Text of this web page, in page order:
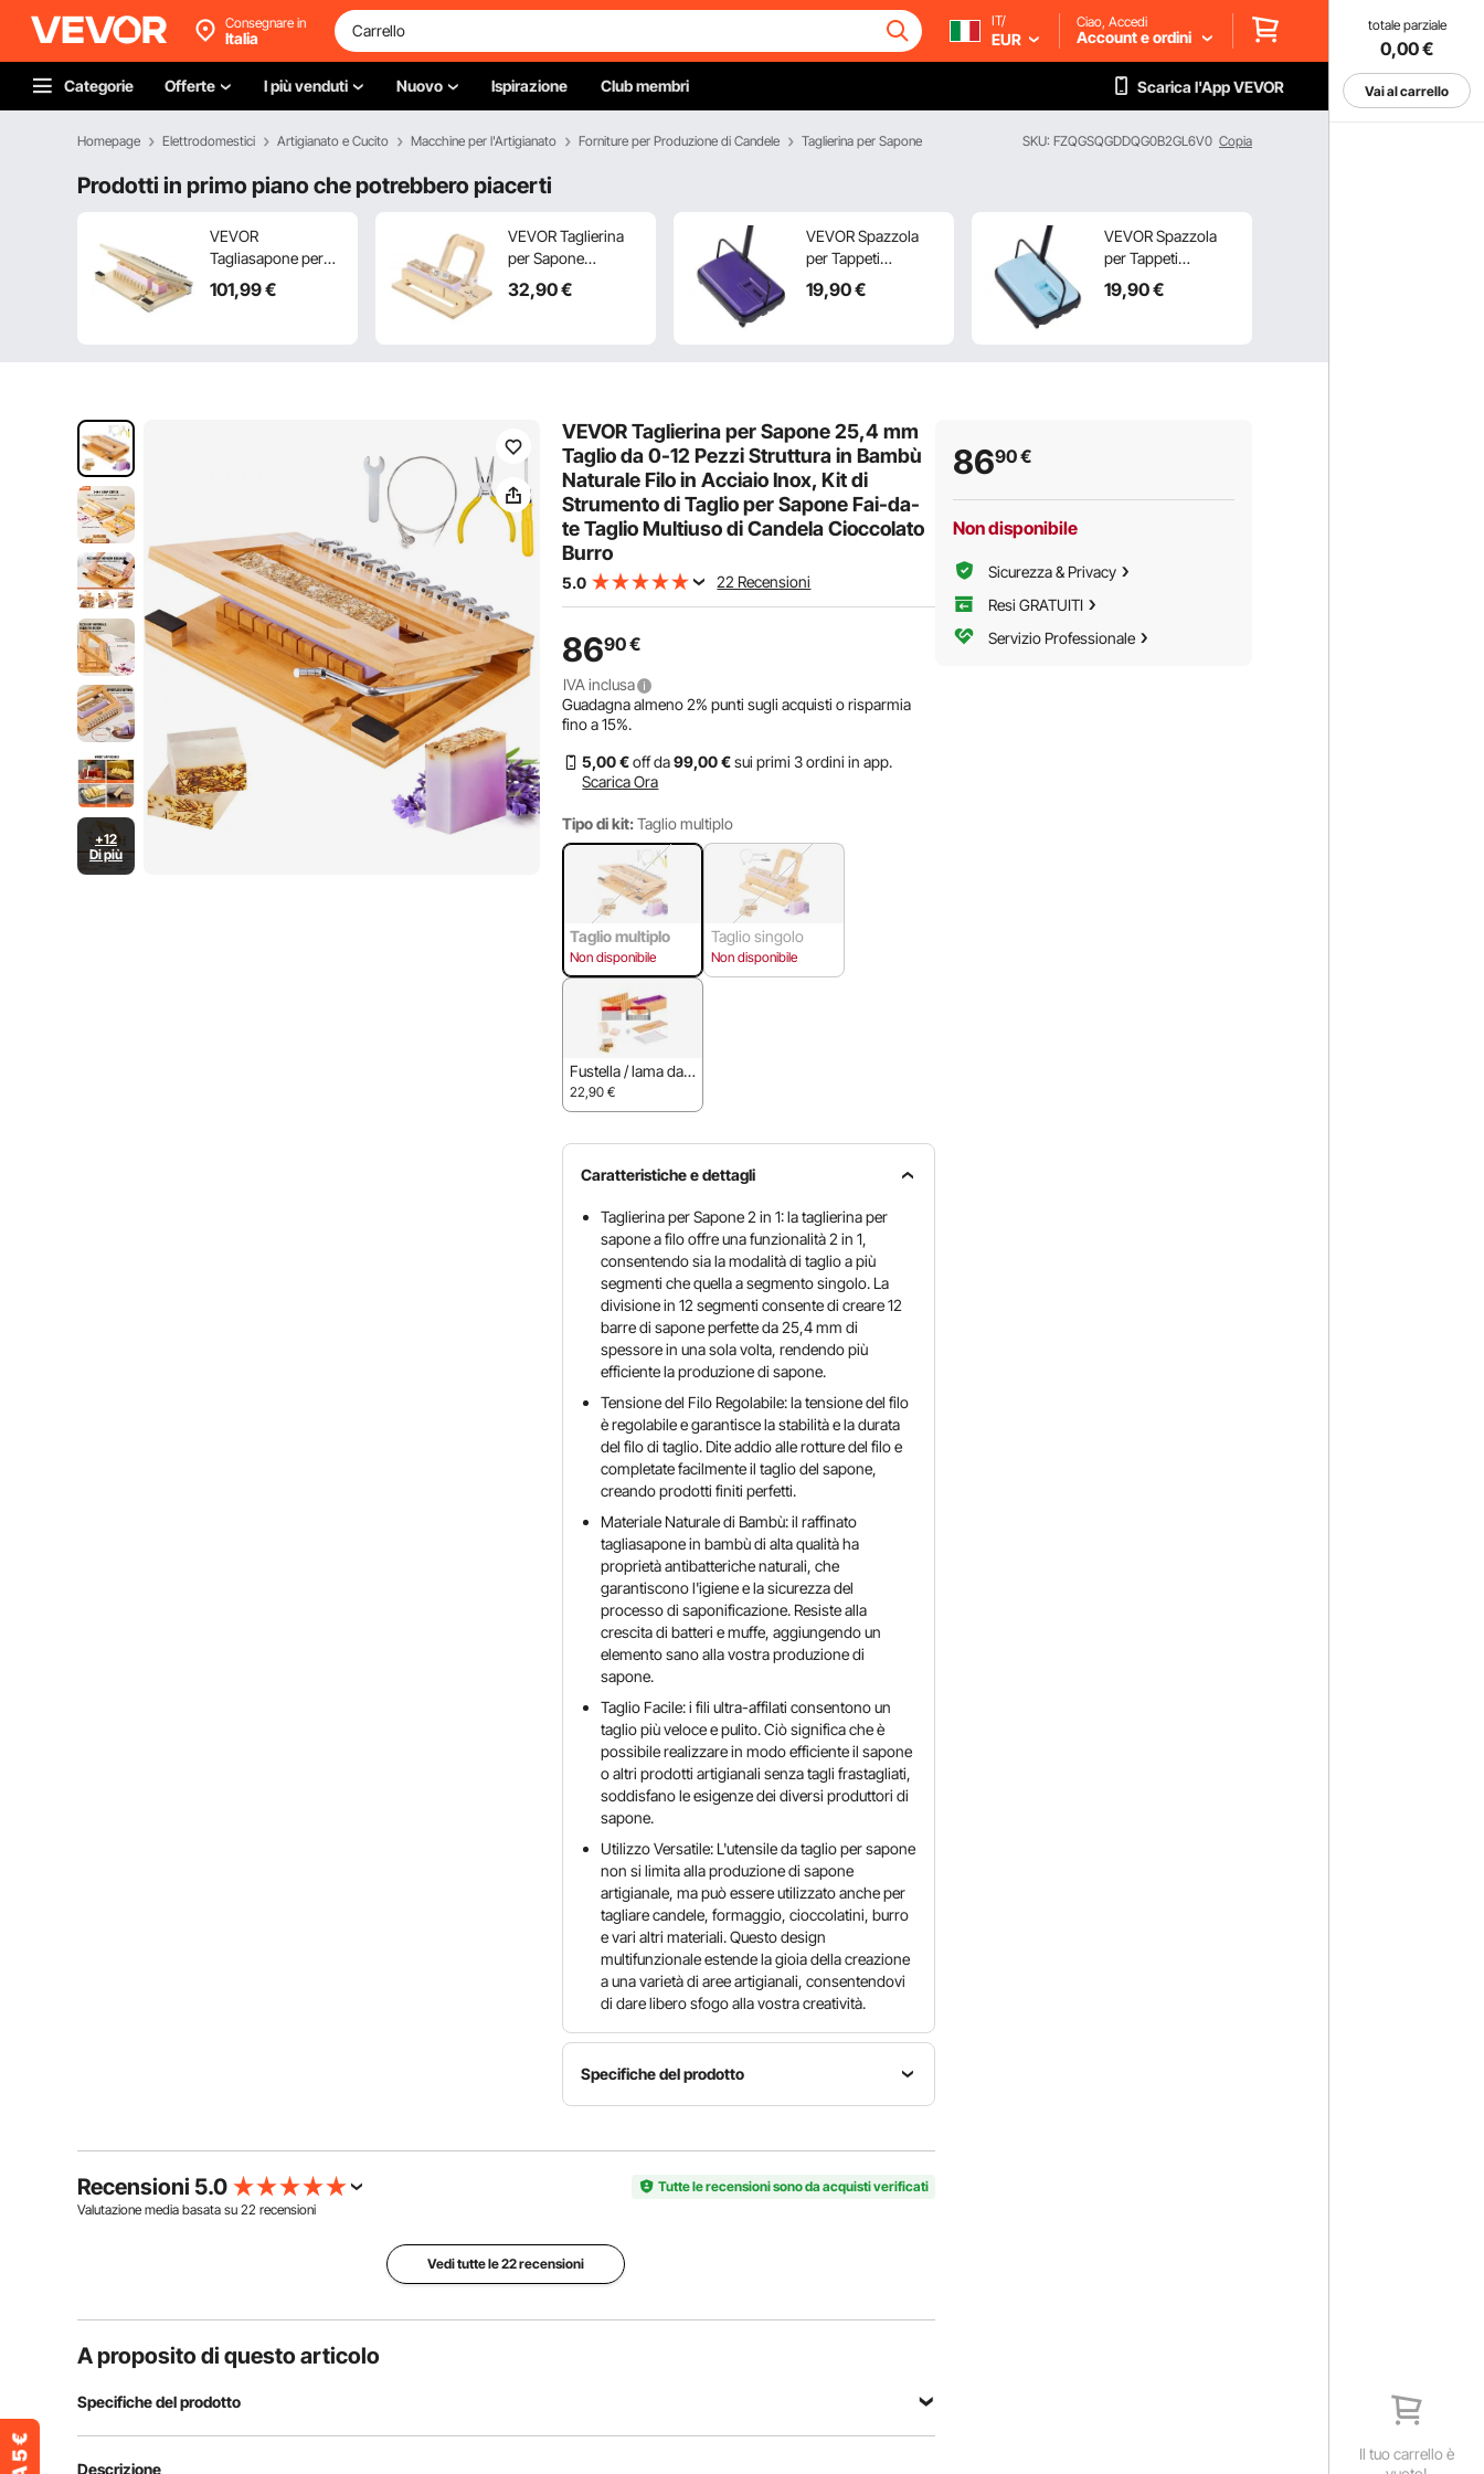
totale parziale
0,00€
Vai al carrello
Il tuo carrello è
Consegnare in
Italia
IT/
EUR
Ciao, Accedi
Account e ordini
Categorie Offerte I più venduti Nuovo Ispirazione Club membri Scarica l'App VEVOR
Homepage Elettrodomestici Artigianato e Cucito Macchine per l'Artigianato Forniture per Produzione di Candele Taglierina per Sapone SKU: FZQGSQGDDQG0B2GL6V0 Copia
Prodotti in primo piano che potrebbero piacerti
VEVOR
Tagliasapone per
Max 12 Saponette di
Spessore 2,5 cm,
101,99€
VEVOR Taglierina
per Sapone
Spessore Regolabile
da 0 a 5,08 cm
Mano per Candele,
Strumento di Taglio
Fai da Te
32,90€
VEVOR Spazzola
per Tappeti
Manuale, Spazzola
con Capacità
Peli di Animali
Domestici, Viola
19,90€
VEVOR Spazzola
per Tappeti
Manuale, Spazzola
con Capacità
19,90€
+12
Di più
VEVOR Taglierina per Sapone 25,4 mm
Taglio da 0-12 Pezzi Struttura in Bambù
Naturale Filo in Acciaio Inox, Kit di
Strumento di Taglio per Sapone Fai-da-
te Taglio Multiuso di Candela Cioccolato
Burro
5.0 22 Recensioni
8690€
IVA inclusa
Guadagna almeno2% punti sugli acquisti o risparmia
fino a15%.
5,00 €off da99,00 €sui primi 3 ordini in app.
Scarica Ora
Tipo di kit: Taglio multiplo
Taglio multiplo
Non disponibile
Taglio singolo
Non disponibile
Fustella / lama da t
aglio / scatola da ta
glio
22,90 €
Caratteristiche e dettagli
Taglierina per Sapone 2 in 1: la taglierina per
sapone a filo offre una funzionalità 2 in 1,
consentendo sia la modalità di taglio a più
segmenti che quella a segmento singolo. La
divisione in 12 segmenti consente di creare 12
barre di sapone perfette da 25,4 mm di
spessore in una sola volta, rendendo più
efficiente la produzione di sapone.
Tensione del Filo Regolabile: la tensione del filo
è regolabile e garantisce la stabilità e la durata
del filo di taglio. Dite addio alle rotture del filo e
completate facilmente il taglio del sapone,
creando prodotti finiti perfetti.
Materiale Naturale di Bambù: il raffinato
tagliasapone in bambù di alta qualità ha
proprietà antibatteriche naturali, che
garantiscono l'igiene e la sicurezza del
processo di saponificazione. Resiste alla
crescita di batteri e muffe, aggiungendo un
elemento sano alla vostra produzione di
sapone.
Taglio Facile: i fili ultra-affilati consentono un
taglio più veloce e pulito. Ciò significa che è
possibile realizzare in modo efficiente il sapone
o altri prodotti artigianali senza tagli frastagliati,
soddisfano le esigenze dei diversi produttori di
sapone.
Utilizzo Versatile: L'utensile da taglio per sapone
non si limita alla produzione di sapone
artigianale, ma può essere utilizzato anche per
tagliare candele, formaggio, cioccolatini, burro
e vari altri materiali. Questo design
multifunzionale estende la gioia della creazione
a una varietà di aree artigianali, consentendovi
di dare libero sfogo alla vostra creatività.
Specifiche del prodotto
modello
dell'articolo
KH-Q05
taglio
Taglio a
filo
principali
acciaio
Diametro
taglio
Vedi tutte le specifiche
Recensioni 5.0
Tutte le recensioni sono da acquisti verificati
Valutazione media basata su 22 recensioni
Vedi tutte le 22 recensioni
A proposito di questo articolo
Specifiche del prodotto
Numero di modello dell'articolo
Descrizione
8690€
Non disponibile
Sicurezza & Privacy
Resi GRATUITI
Servizio Professionale